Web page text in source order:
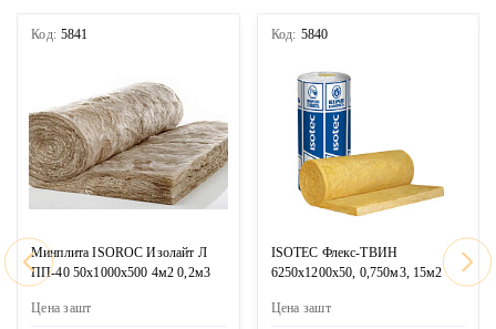
Код: 5841
Минплита ISOROC Изолайт Л
ПП-40 50х1000х500 4м2 0,2м3
Цена зашт
Код: 5840
ISOTEC Флекс-ТВИН
6250х1200х50, 0,750м3, 15м2
Цена зашт